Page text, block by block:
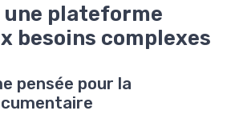
une plateforme
besoins complexes
pensée pour la